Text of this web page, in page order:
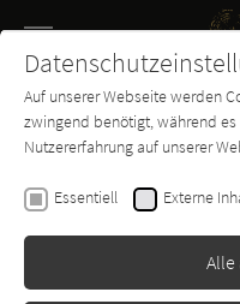
SUCHE
Buch-
Hannes Nygaard
Im Schatten
Erschienen: Januar
Auf unserer Webseite werden
zwingend benötigt, während
Nutzererfahrung auf unserer
Essentiell Externe
Alle